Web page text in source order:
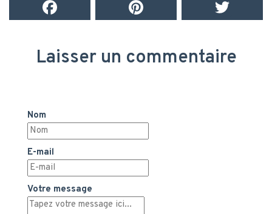
Laisser un commentaire
Nom
E-mail
Votre message